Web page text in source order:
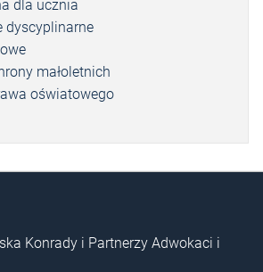
dla ucznia
dyscyplinarne
małoletnich
oświatowego
Konrady i Partnerzy Adwokaci i